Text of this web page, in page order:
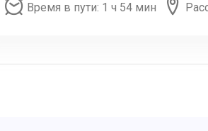
Время в пути: 1 ч 54 мин